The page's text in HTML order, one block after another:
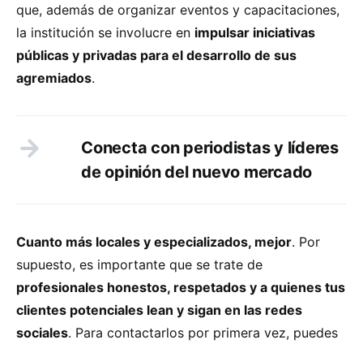
que, además de organizar eventos y capacitaciones,
la institución se involucre en impulsar iniciativas
públicas y privadas para el desarrollo de sus
agremiados.
Conecta con periodistas y líderes
de opinión del nuevo mercado
Cuanto más locales y especializados, mejor. Por
supuesto, es importante que se trate de
profesionales honestos, respetados y a quienes tus
clientes potenciales lean y sigan en las redes
sociales. Para contactarlos por primera vez, puedes